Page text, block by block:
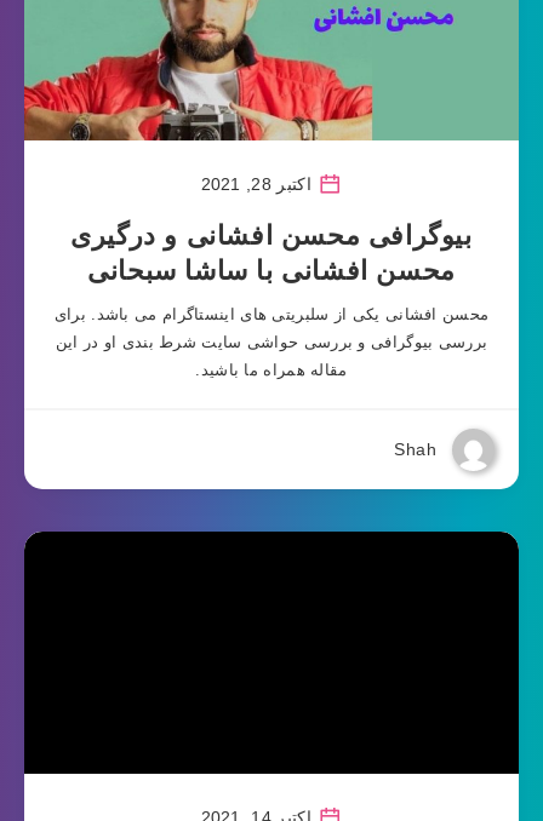
اکتبر 28, 2021
بیوگرافی محسن افشانی و درگیری
محسن افشانی با ساشا سبحانی
محسن افشانی یکی از سلبریتی های اینستاگرام می باشد. برای
بررسی بیوگرافی و بررسی حواشی سایت شرط بندی او در این
مقاله همراه ما باشید.
Shah
اکتبر 14, 2021